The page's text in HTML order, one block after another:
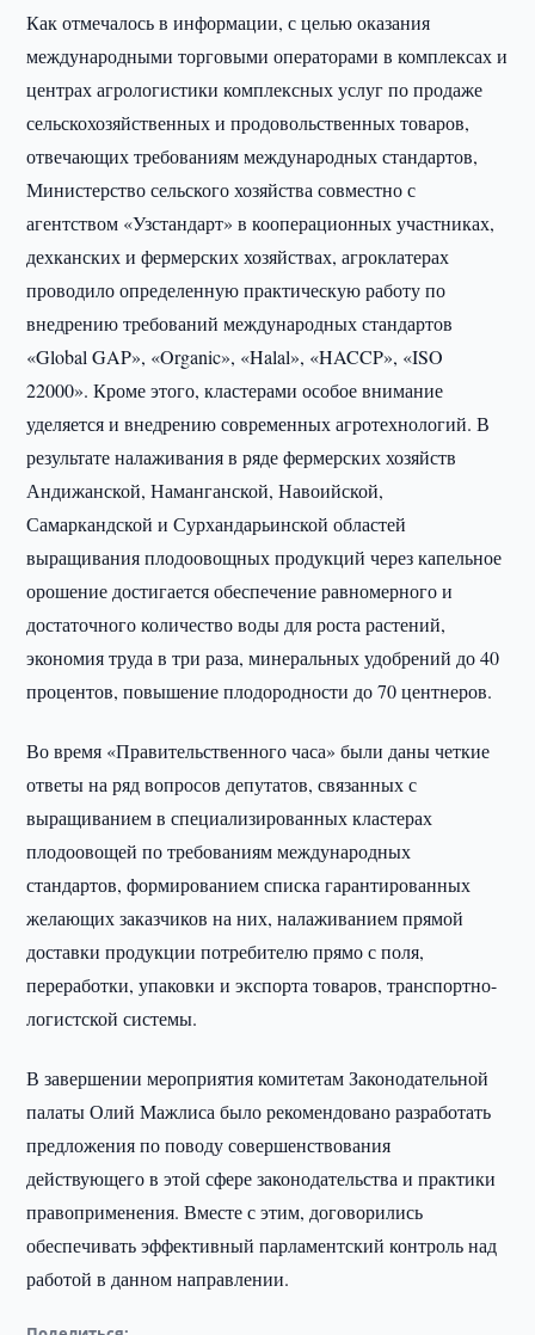
Как отмечалось в информации, с целью оказания
международными торговыми операторами в комплексах и
центрах агрологистики комплексных услуг по продаже
сельскохозяйственных и продовольственных товаров,
отвечающих требованиям международных стандартов,
Министерство сельского хозяйства совместно с
агентством «Узстандарт» в кооперационных участниках,
дехканских и фермерских хозяйствах, агроклатерах
проводило определенную практическую работу по
внедрению требований международных стандартов
«Global GAP», «Organic», «Halal», «HACCP», «ISO
22000». Кроме этого, кластерами особое внимание
уделяется и внедрению современных агротехнологий. В
результате налаживания в ряде фермерских хозяйств
Андижанской, Наманганской, Навоийской,
Самаркандской и Сурхандарьинской областей
выращивания плодоовощных продукций через капельное
орошение достигается обеспечение равномерного и
достаточного количество воды для роста растений,
экономия труда в три раза, минеральных удобрений до 40
процентов, повышение плодородности до 70 центнеров.
Во время «Правительственного часа» были даны четкие
ответы на ряд вопросов депутатов, связанных с
выращиванием в специализированных кластерах
плодоовощей по требованиям международных
стандартов, формированием списка гарантированных
желающих заказчиков на них, налаживанием прямой
доставки продукции потребителю прямо с поля,
переработки, упаковки и экспорта товаров, транспортно-
логистской системы.
В завершении мероприятия комитетам Законодательной
палаты Олий Мажлиса было рекомендовано разработать
предложения по поводу совершенствования
действующего в этой сфере законодательства и практики
правоприменения. Вместе с этим, договорились
обеспечивать эффективный парламентский контроль над
работой в данном направлении.